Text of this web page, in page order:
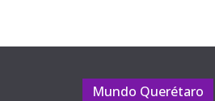
Mundo Querétaro